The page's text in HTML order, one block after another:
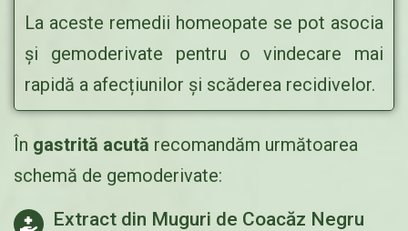
La aceste remedii homeopate se pot asocia
și gemoderivate pentru o vindecare mai
rapidă a afecțiunilor și scăderea recidivelor.
În gastrită acută recomandăm următoarea
schemă de gemoderivate:
Extract din Muguri de Coacăz Negru